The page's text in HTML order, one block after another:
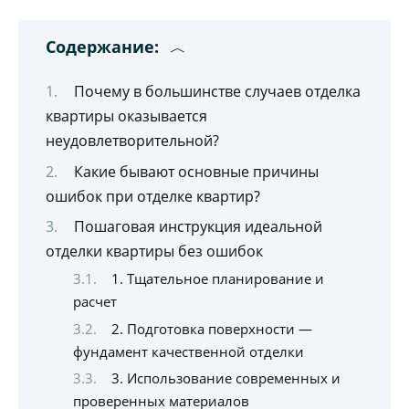
Содержание:
Почему в большинстве случаев отделка
квартиры оказывается
неудовлетворительной?
Какие бывают основные причины
ошибок при отделке квартир?
Пошаговая инструкция идеальной
отделки квартиры без ошибок
1. Тщательное планирование и
расчет
2. Подготовка поверхности —
фундамент качественной отделки
3. Использование современных и
проверенных материалов